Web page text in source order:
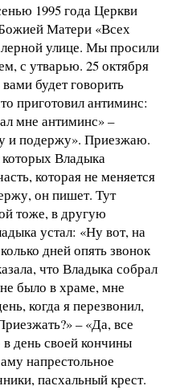
1995 года Церкви
Матери «Всех
улице. Мы просили
с утварью. 25 октября
будет говорить
приготовил антиминс:
мне антиминс» –
и подержу». Приезжаю.
Владыка
которая не меняется
он пишет. Тут
тоже, в другую
устал: «Ну вот, на
дней опять звонок
что Владыка собрал
было в храме, мне
когда я перезвонил,
– «Да, все
день своей кончины
напрестольное
пасхальный крест.